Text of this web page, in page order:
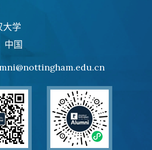
大学
中国